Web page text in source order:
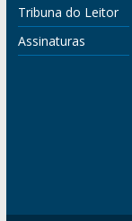
Tribuna do Leitor
Assinaturas